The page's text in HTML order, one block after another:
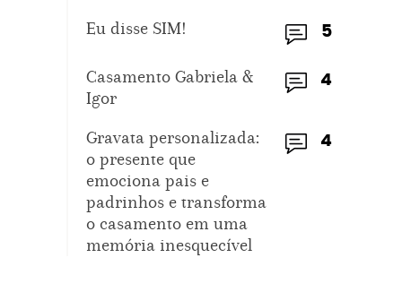
5
Eu disse SIM!
4
Casamento Gabriela &
Igor
4
Gravata personalizada:
o presente que
emociona pais e
padrinhos e transforma
o casamento em uma
memória inesquecível